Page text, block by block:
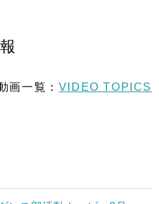
画一覧： VIDEO TOPICS